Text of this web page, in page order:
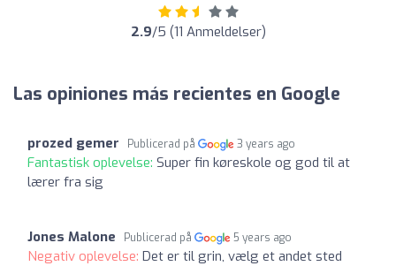
2.9/5 (11 Anmeldelser)
Las opiniones más recientes en Google
prozed gemer Publicerad på 3 years ago
Fantastisk oplevelse: Super fin køreskole og god til at
lærer fra sig
Jones Malone Publicerad på 5 years ago
Negativ oplevelse: Det er til grin, vælg et andet sted